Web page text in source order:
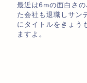
最近は6mの面白さ
た会社も退職しサン
にタイトルをきょう
ますよ。